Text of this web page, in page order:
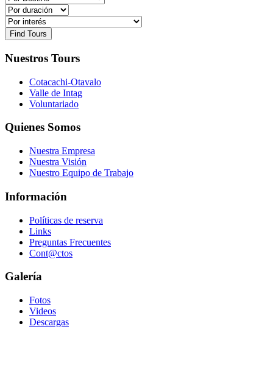
Find Tours
Nuestros Tours
Cotacachi-Otavalo
Valle de Intag
Voluntariado
Quienes Somos
Nuestra Empresa
Nuestra Visión
Nuestro Equipo de Trabajo
Información
Políticas de reserva
Links
Preguntas Frecuentes
Cont@ctos
Galería
Fotos
Videos
Descargas